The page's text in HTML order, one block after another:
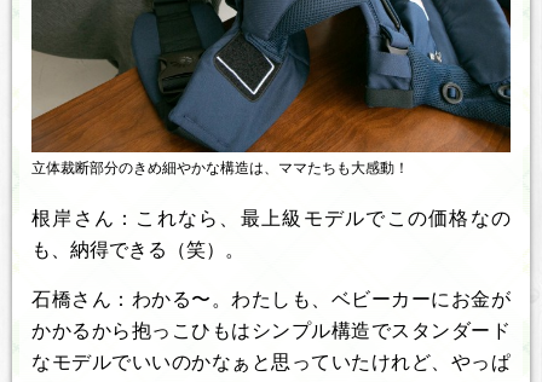
立体裁断部分のきめ細やかな構造は、ママたちも大感動！
根岸さん：これなら、最上級モデルでこの価格なの
も、納得できる（笑）。
石橋さん：わかる〜。わたしも、ベビーカーにお金が
かかるから抱っこひもはシンプル構造でスタンダード
なモデルでいいのかなぁと思っていたけれど、やっぱ